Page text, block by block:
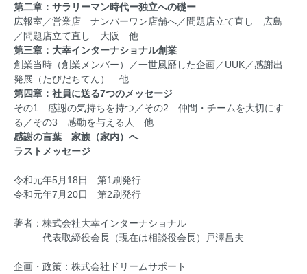
第二章：サラリーマン時代ー独立への礎ー
広報室／営業店 ナンバーワン店舗へ／問題店立て直し 広島
／問題店立て直し 大阪 他
第三章：大幸インターナショナル創業
創業当時（創業メンバー）／一世風靡した企画／UUK／感謝出
発展（たびだちてん） 他
第四章：社員に送る7つのメッセージ
その1 感謝の気持ちを持つ／その2 仲間・チームを大切にす
る／その3 感動を与える人 他
感謝の言葉 家族（家内）へ
ラストメッセージ
令和元年5月18日 第1刷発行
令和元年7月20日 第2刷発行
著者：株式会社大幸インターナショナル
代表取締役会長（現在は相談役会長）戸澤昌夫
企画・政策：株式会社ドリームサポート